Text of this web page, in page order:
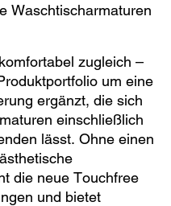
Waschtischarmaturen
zugleich –
um eine
ergänzt, die sich
einschließlich
lässt. Ohne einen
die neue Touchfree
und bietet